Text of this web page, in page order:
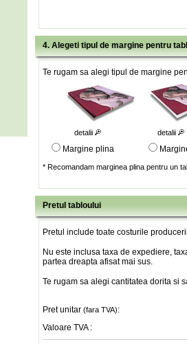
4. Alegeti tipul de margine pentru
Te rugam sa alegi tipul de margine
detalii detalii
Margine plina
* Recomandam marginea plina pentru un
Pretul tabloului
Pretul include toate costurile
Nu este inclusa taxa de expediere,
partea dreapta afisat mai sus.
Te rugam sa alegi cantitatea dorita si
Pret unitar (fara TVA):
Valoare TVA :